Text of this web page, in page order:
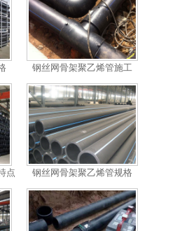
钢丝网骨架聚乙烯管施工
点 钢丝网骨架聚乙烯管规格